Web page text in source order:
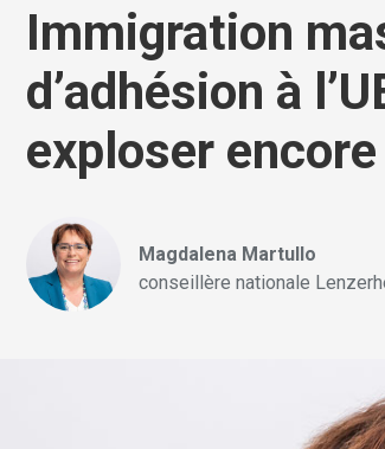
Immigration
d’adhésion à
exploser
Magdalena Martullo
conseillère nationale